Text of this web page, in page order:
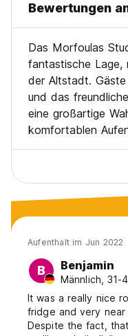
Bewertungen
Das Morfoulas
fantastische Lage,
der Altstadt.
und das
eine großartige
komfortablen
Aufenthalt im Jun 2022
B Benjamin
It was a really nice
fridge and very
Despite the fact,